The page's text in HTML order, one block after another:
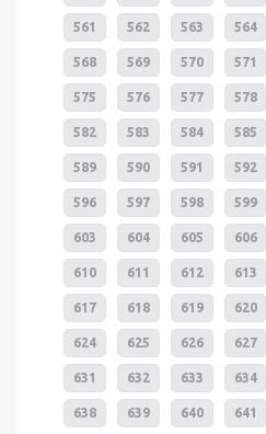
561 562 563 564
568 569 570 571
575 576 577 578
582 583 584 585
589 590 591 592
596 597 598 599
603 604 605 606
610 611 612 613
617 618 619 620
624 625 626 627
631 632 633 634
638 639 640 641